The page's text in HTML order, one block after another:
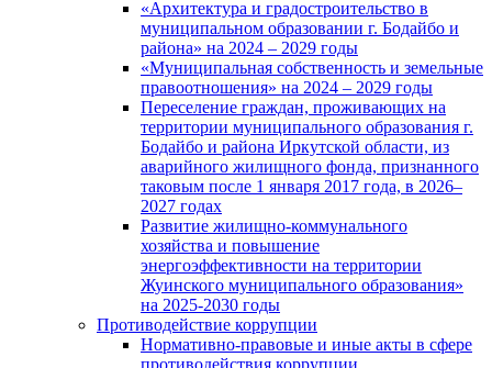
«Архитектура и градостроительство в
муниципальном образовании г. Бодайбо и
района» на 2024 – 2029 годы
«Муниципальная собственность и земельные
правоотношения» на 2024 – 2029 годы
Переселение граждан, проживающих на
территории муниципального образования г.
Бодайбо и района Иркутской области, из
аварийного жилищного фонда, признанного
таковым после 1 января 2017 года, в 2026–
2027 годах
Развитие жилищно-коммунального
хозяйства и повышение
энергоэффективности на территории
Жуинского муниципального образования»
на 2025-2030 годы
Противодействие коррупции
Нормативно-правовые и иные акты в сфере
противодействия коррупции